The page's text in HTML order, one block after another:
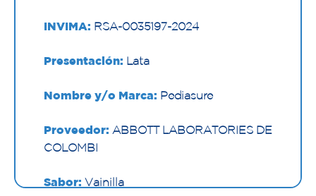
INVIMA: RSA-0035197-2024
Presentación: Lata
Nombre y/o Marca: Pediasure
Proveedor: ABBOTT LABORATORIES DE
COLOMBI
Sabor: Vainilla